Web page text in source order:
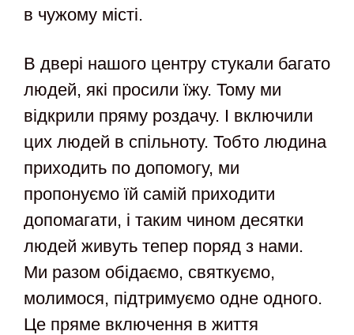
в чужому місті.
В двері нашого центру стукали багато
людей, які просили їжу. Тому ми
відкрили пряму роздачу. І включили
цих людей в спільноту. Тобто людина
приходить по допомогу, ми
пропонуємо їй самій приходити
допомагати, і таким чином десятки
людей живуть тепер поряд з нами.
Ми разом обідаємо, святкуємо,
молимося, підтримуємо одне одного.
Це пряме включення в життя